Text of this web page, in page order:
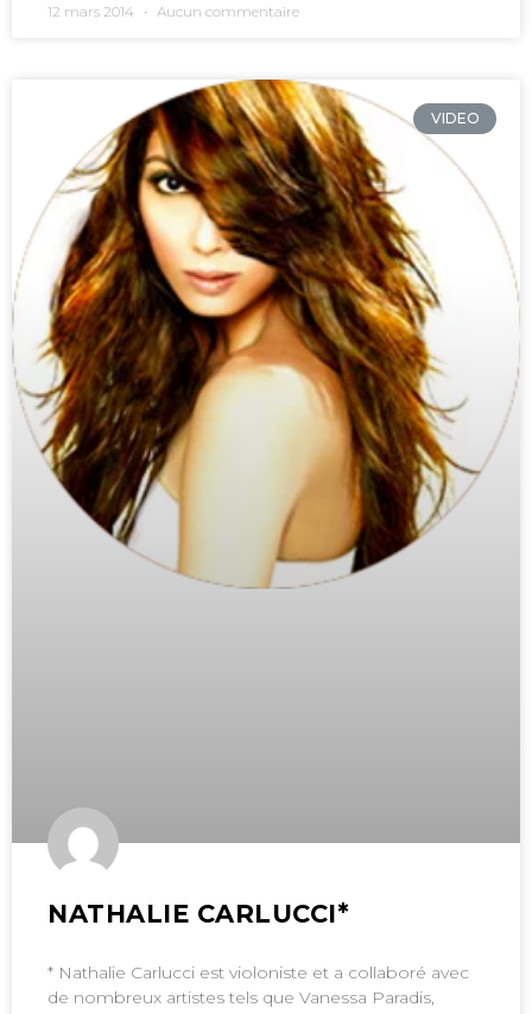
12 mars 2014 Aucun commentaire
VIDEO
NATHALIE CARLUCCI*
* Nathalie Carlucci est violoniste et a collaboré avec
de nombreux artistes tels que Vanessa Paradis,